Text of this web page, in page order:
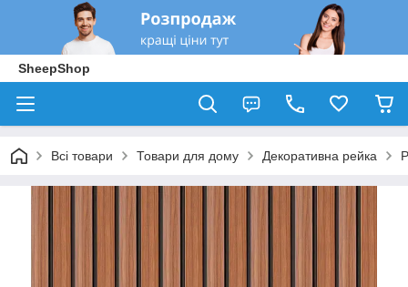
SheepShop
Всі товари Товари для дому Декоративна рейка